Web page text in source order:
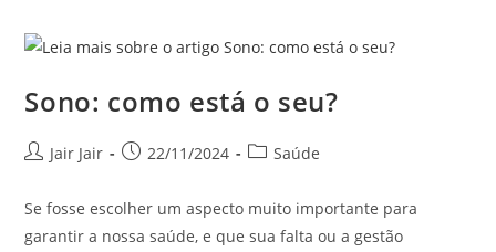
Sono: como está o seu?
Jair Jair 22/11/2024 Saúde
Se fosse escolher um aspecto muito importante para
garantir a nossa saúde, e que sua falta ou a gestão